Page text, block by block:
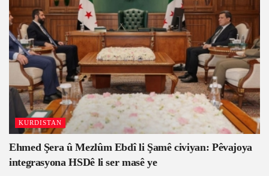
KURDISTAN
Ehmed Şera û Mezlûm Ebdî li Şamê civiyan: Pêvajoya
integrasyona HSDê li ser masê ye